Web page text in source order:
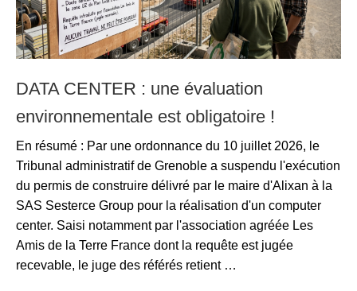
DATA CENTER : une évaluation
environnementale est obligatoire !
En résumé : Par une ordonnance du 10 juillet 2026, le
Tribunal administratif de Grenoble a suspendu l'exécution
du permis de construire délivré par le maire d'Alixan à la
SAS Sesterce Group pour la réalisation d'un computer
center. Saisi notamment par l'association agréée Les
Amis de la Terre France dont la requête est jugée
recevable, le juge des référés retient …